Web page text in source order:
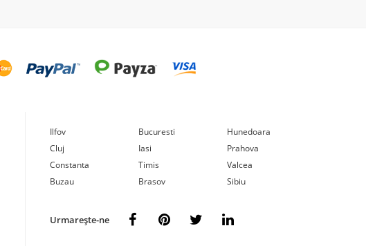
Ilfov Bucuresti
Hunedoara
Cluj
Iasi
Prahova
Constanta
Timis
Valcea
Buzau
Brasov Sibiu
Urmarește-ne